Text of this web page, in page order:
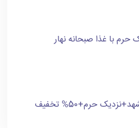
با غذا صبحانه نهار
حرم+50% تخفیف